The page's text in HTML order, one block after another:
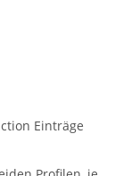
Einträge